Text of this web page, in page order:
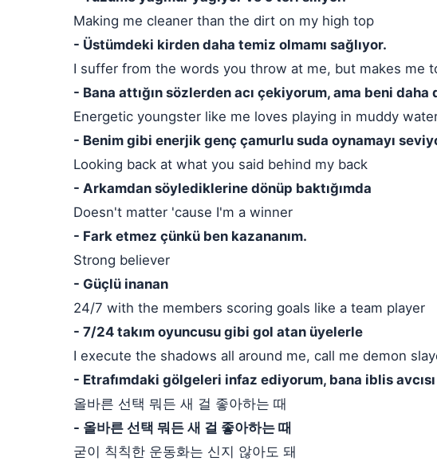
Making me cleaner than the dirt on my high top
- Üstümdeki kirden daha temiz olmamı sağlıyor.
I suffer from the words you throw at me, but makes me
- Bana attığın sözlerden acı çekiyorum, ama beni daha
Energetic youngster like me loves playing in muddy
- Benim gibi enerjik genç çamurlu suda oynamayı
Looking back at what you said behind my back
- Arkamdan söylediklerine dönüp baktığımda
Doesn't matter 'cause I'm a winner
- Fark etmez çünkü ben kazananım.
Strong believer
- Güçlü inanan
24/7 with the members scoring goals like a team player
- 7/24 takım oyuncusu gibi gol atan üyelerle
I execute the shadows all around me, call me demon
- Etrafımdaki gölgeleri infaz ediyorum, bana iblis
올바른 선택 뭐든 새 걸 좋아하는 때
- 올바른 선택 뭐든 새 걸 좋아하는 때
굳이 칙칙한 운동화는 신지 않아도 돼